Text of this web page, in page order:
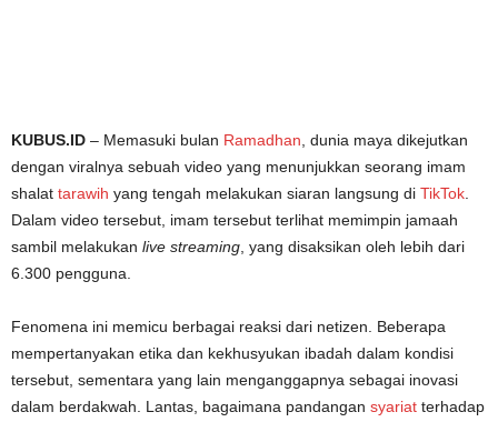
KUBUS.ID – Memasuki bulan Ramadhan , dunia maya dikejutkan
dengan viralnya sebuah video yang menunjukkan seorang imam
shalat tarawih yang tengah melakukan siaran langsung di TikTok
Dalam video tersebut, imam tersebut terlihat memimpin jamaah
sambil melakukan live streaming , yang disaksikan oleh lebih dari
6.300 pengguna.
Fenomena ini memicu berbagai reaksi dari netizen. Beberapa
mempertanyakan etika dan kekhusyukan ibadah dalam kondisi
tersebut, sementara yang lain menganggapnya sebagai inovasi
dalam berdakwah. Lantas, bagaimana pandangan syariat terhadap